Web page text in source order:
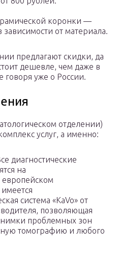
коронки —
от материала.
предлагают скидки, да
дешевле, чем даже в
говоря уже о России.
отделении)
услуг, а именно:
диагностические
на
европейском
система «KaVo» от
позволяющая
проблемных зон
томографию и любого